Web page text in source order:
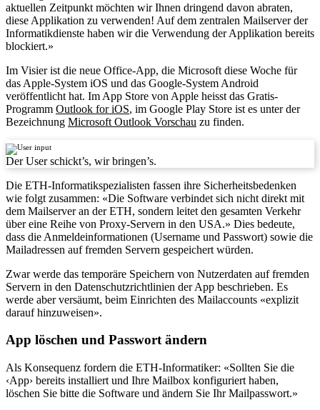
aktuellen Zeitpunkt möchten wir Ihnen dringend davon abraten,
diese Applikation zu verwenden! Auf dem zentralen Mailserver der
Informatikdienste haben wir die Verwendung der Applikation bereits
blockiert.»
Im Visier ist die neue Office-App, die Microsoft diese Woche für
das Apple-System iOS und das Google-System Android
veröffentlicht hat. Im App Store von Apple heisst das Gratis-
Programm Outlook for iOS, im Google Play Store ist es unter der
Bezeichnung Microsoft Outlook Vorschau zu finden.
Der User schickt’s, wir bringen’s.
Die ETH-Informatikspezialisten fassen ihre Sicherheitsbedenken
wie folgt zusammen: «Die Software verbindet sich nicht direkt mit
dem Mailserver an der ETH, sondern leitet den gesamten Verkehr
über eine Reihe von Proxy-Servern in den USA.» Dies bedeute,
dass die Anmeldeinformationen (Username und Passwort) sowie die
Mailadressen auf fremden Servern gespeichert würden.
Zwar werde das temporäre Speichern von Nutzerdaten auf fremden
Servern in den Datenschutzrichtlinien der App beschrieben. Es
werde aber versäumt, beim Einrichten des Mailaccounts «explizit
darauf hinzuweisen».
App löschen und Passwort ändern
Als Konsequenz fordern die ETH-Informatiker: «Sollten Sie die
‹App› bereits installiert und Ihre Mailbox konfiguriert haben,
löschen Sie bitte die Software und ändern Sie Ihr Mailpasswort.»